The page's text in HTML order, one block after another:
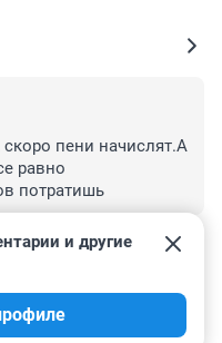
пени начислят.А
равно
потратишь
–0
и другие